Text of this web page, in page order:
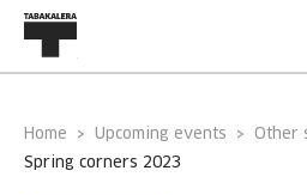
Home Upcoming events
Other
spring corners 2023